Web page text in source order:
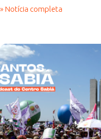
» Notícia completa
Lucha
|
Cantos
do
Sabiá